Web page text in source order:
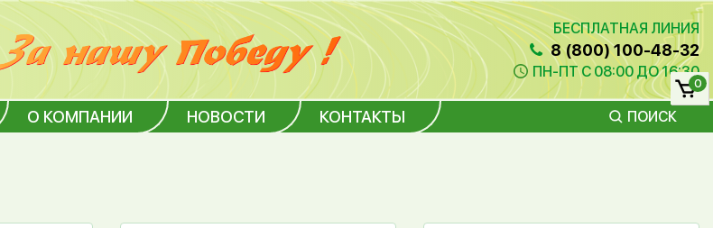
БЕСПЛАТНАЯ ЛИНИЯ
8 (800) 100-48-32
ПН-ПТ С 08:00 ДО 16:30
О КОМПАНИИ НОВОСТИ КОНТАКТЫ ПОИСК
0